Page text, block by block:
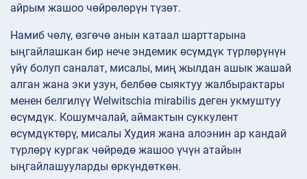
айрым жашоо чөйрөлөрүн түзөт.
Намиб чөлү, өзгөчө анын катаал шарттарына
ыңгайлашкан бир нече эндемик өсүмдүк түрлөрүнүн
үйү болуп саналат, мисалы, миң жылдан ашык жашай
алган жана эки узун, белбөө сыяктуу жалбырактары
менен белгилүү Welwitschia mirabilis деген укмуштуу
өсүмдүк. Кошумчалай, аймактын суккулент
өсүмдүктөрү, мисалы Худия жана алоэнин ар кандай
түрлөрү кургак чөйрөдө жашоо үчүн атайын
ыңгайлашууларды өркүндөткөн.